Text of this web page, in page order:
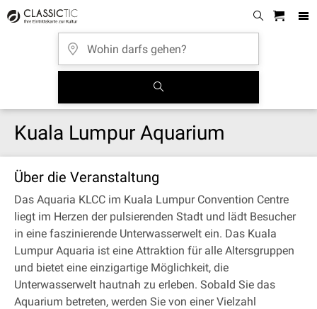
Kuala Lumpur Aquarium
Über die Veranstaltung
Das Aquaria KLCC im Kuala Lumpur Convention Centre
liegt im Herzen der pulsierenden Stadt und lädt Besucher
in eine faszinierende Unterwasserwelt ein. Das Kuala
Lumpur Aquaria ist eine Attraktion für alle Altersgruppen
und bietet eine einzigartige Möglichkeit, die
Unterwasserwelt hautnah zu erleben. Sobald Sie das
Aquarium betreten, werden Sie von einer Vielzahl